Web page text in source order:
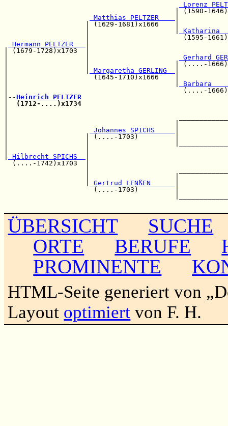
Lorenz
|
Matthias PELTZER
| (1629-1681)x1666
|
Hermann PELTZER
| (1679-1728)x1703  |
Gerhard
|                   |                     |
Margaretha GERLING
|                     (1645-
|
|--Heinrich PELTZER
(1712-....)x1734
Johannes SPICHS
|                   | (....-1703)
Hilbrecht SPICHS
(....-1742)x1703  |
Gertrud LENßEN
(....-1703)
ÜBERSICHT
SUCHE
ORTE
BERUFE
PROMINENTE
HTML-Seite generiert von
Layout optimiert von F. H.